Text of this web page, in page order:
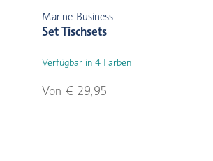
Marine Business
Set Tischsets
Verfügbar in 4 Farben
Von € 29,95